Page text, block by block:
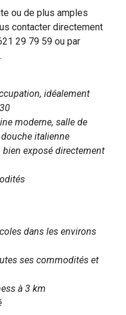
ou de plus amples
contacter directement
29 79 59 ou par
idéalement
moderne, salle de
italienne
bien exposé directement
dans les environs
ses commodités et
à 3 km